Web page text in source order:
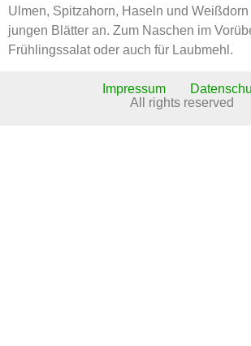
Ulmen, Spitzahorn, Haseln und
jungen Blätter an. Zum Naschen im
Frühlingssalat oder auch für Laubmehl.
Impressum
All rights reserved